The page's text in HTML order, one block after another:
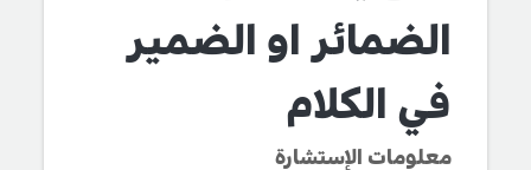
الضمائر او الضمير
في الكلام
معلومات الإستشارة